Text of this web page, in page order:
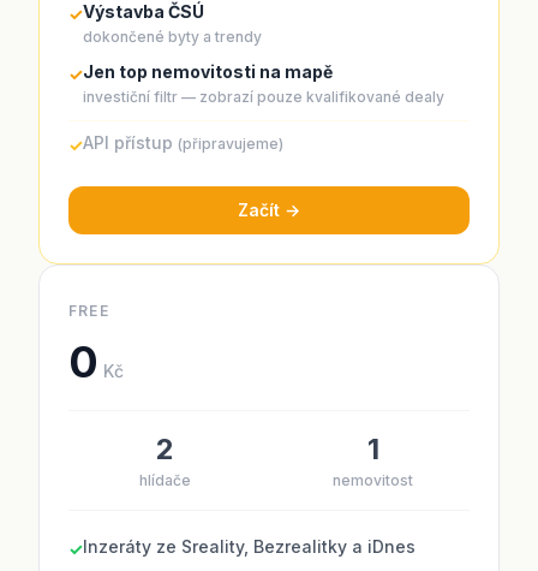
FREE
0 Kč
2
hlídače
1
nemovitost
✓Inzeráty ze Sreality, Bezrealitky a iDnes
✓Výstavba ČSÚ
dokončené byty a trendy
✓Jen top nemovitosti na mapě
investiční filtr — zobrazí pouze kvalifikované dealy
✓API přístup (připravujeme)
Začít →